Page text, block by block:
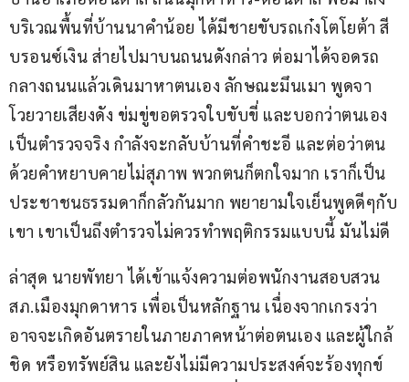
บริเวณพื้นที่บ้านนาคำน้อย ได้มีชายขับรถเก๋งโตโยต้า สี
บรอนซ์เงิน ส่ายไปมาบนถนนดังกล่าว ต่อมาได้จอดรถ
กลางถนนแล้วเดินมาหาตนเอง ลักษณะมึนเมา พูดจา
โวยวายเสียงดัง ข่มขู่ขอตรวจใบขับขี่ และบอกว่าตนเอง
เป็นตำรวจจริง กำลังจะกลับบ้านที่คำชะอี และต่อว่าตน
ด้วยคำหยาบคายไม่สุภาพ พวกตนก็ตกใจมาก เราก็เป็น
ประชาชนธรรมดาก็กลัวกันมาก พยายามใจเย็นพูดดีๆกับ
เขา เขาเป็นถึงตำรวจไม่ควรทำพฤติกรรมแบบนี้ มันไม่ดี
ล่าสุด นายพัทยา ได้เข้าแจ้งความต่อพนักงานสอบสวน
สภ.เมืองมุกดาหาร เพื่อเป็นหลักฐาน เนื่องจากเกรงว่า
อาจจะเกิดอันตรายในภายภาคหน้าต่อตนเอง และผู้ใกล้
ชิด หรือทรัพย์สิน และยังไม่มีความประสงค์จะร้องทุกข์